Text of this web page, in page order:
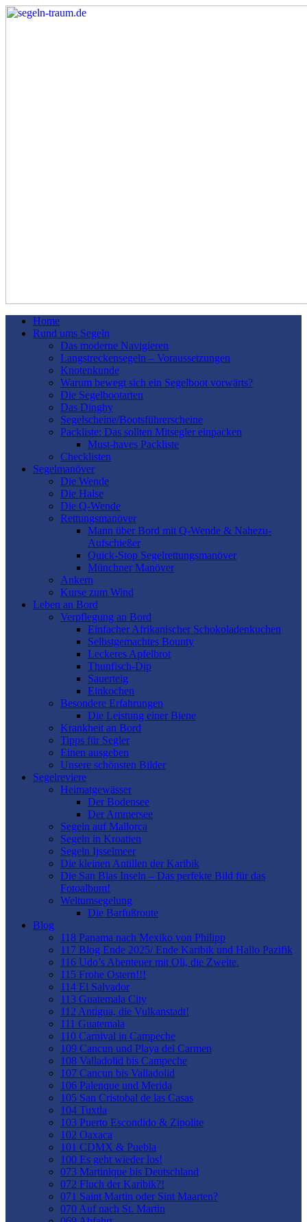
Home
Rund ums Segeln
Das moderne Navigieren
Langstreckensegeln – Voraussetzungen
Knotenkunde
Warum bewegt sich ein Segelboot vorwärts?
Die Segelbootarten
Das Dinghy
Segelscheine/Bootsführerscheine
Packliste: Das sollten Mitsegler einpacken
Must-haves Packliste
Checklisten
Segelmanöver
Die Wende
Die Halse
Die Q-Wende
Rettungsmanöver
Mann über Bord mit Q-Wende & Nahezu-
Aufschießer
Quick-Stop Segelrettungsmanöver
Münchner Manöver
Ankern
Kurse zum Wind
Leben an Bord
Verpflegung an Bord
Einfacher Afrikanischer Schokoladenkuchen
Selbstgemachtes Bounty
Leckeres Apfelbrot
Thunfisch-Dip
Sauerteig
Einkochen
Besondere Erfahrungen
Die Leistung einer Biene
Krankheit an Bord
Tipps für Segler
Einen ausgeben
Unsere schönsten Bilder
Segelreviere
Heimatgewässer
Der Bodensee
Der Ammersee
Segeln auf Mallorca
Segeln in Kroatien
Segeln Ijsselmeer
Die kleinen Antillen der Karibik
Die San Blas Inseln – Das perfekte Bild für das
Fotoalbum!
Weltumsegelung
Die Barfußroute
Blog
118 Panama nach Mexiko von Philipp
117 Blog Ende 2025/ Ende Karibik und Hallo Pazifik
116 Udo’s Abenteuer mit Oli, die Zweite.
115 Frohe Ostern!!!
114 El Salvador
113 Guatemala City
112 Antigua, die Vulkanstadt!
111 Guatemala
110 Carnival in Campeche
109 Cancun und Playa del Carmen
108 Valladolid bis Campeche
107 Cancun bis Valladolid
106 Palenque und Merida
105 San Cristobal de las Casas
104 Tuxtla
103 Puerto Escondido & Zipolite
102 Oaxaca
101 CDMX & Puebla
100 Es geht wieder los!
073 Martinique bis Deutschland
072 Fluch der Karibik?!
071 Saint Martin oder Sint Maarten?
070 Auf nach St. Martin